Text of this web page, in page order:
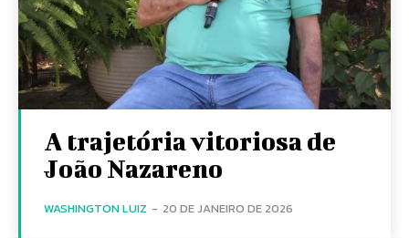
A trajetória vitoriosa de
João Nazareno
WASHINGTON LUIZ - 20 DE JANEIRO DE 2026